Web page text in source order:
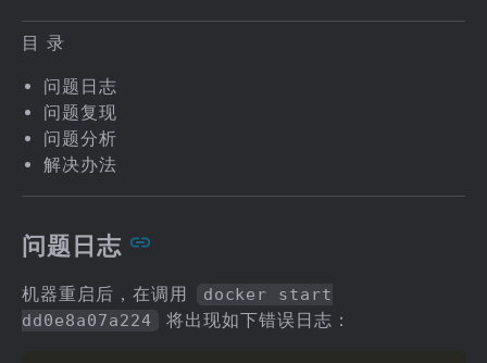
目 录
问题日志
问题复现
问题分析
解决办法
问题日志
机器重启后，在调用
docker start
dd0e8a07a224
将出现如下错误日志：